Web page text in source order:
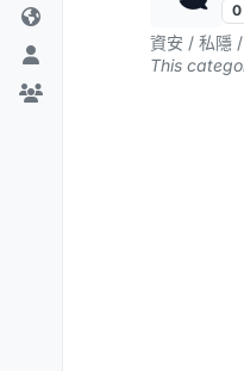
0
資安 / 私隱
This